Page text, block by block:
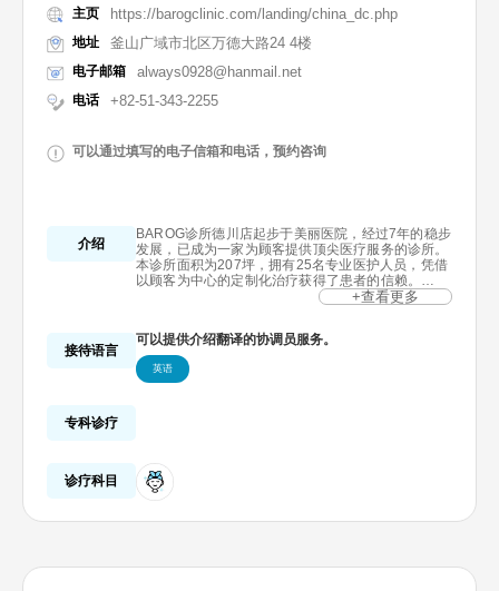
主页 https://barogclinic.com/landing/china_dc.php
地址 釜山广域市北区万德大路24 4楼
电子邮箱 always0928@hanmail.net
电话 +82-51-343-2255
可以通过填写的电子信箱和电话，预约咨询
介绍
BAROG诊所德川店起步于美丽医院，经过7年的稳步
发展，已成为一家为顾客提供顶尖医疗服务的诊所。
本诊所面积为207坪，拥有25名专业医护人员，凭借
以顾客为中心的定制化治疗获得了患者的信赖。
本诊所平均每天接待200至250名患者，我们最大的
者的需求提供最佳治疗方法，创下了高回访率记录。
此外，通过持续投资配备最先进的医疗设备。为了加
深患者的信赖，我们竭诚与患者沟通、为患者奉上至
+查看更多
接待语言
可以提供介绍翻译的协调员服务。
英语
专科诊疗
诊疗科目